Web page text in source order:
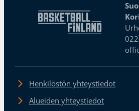
Henkilöstön yhteystiedot
Alueiden yhteystiedot